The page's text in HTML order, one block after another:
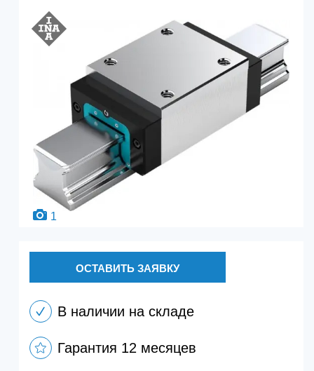
1
ОСТАВИТЬ ЗАЯВКУ
В наличии на складе
Гарантия 12 месяцев